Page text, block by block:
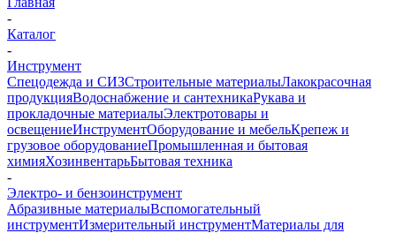
-
Каталог
-
Инструмент
Спецодежда и СИЗСтроительные материалыЛакокрасочная
продукцияВодоснабжение и сантехникаРукава и
прокладочные материалыЭлектротовары и
освещениеИнструментОборудование и мебельКрепеж и
грузовое оборудованиеПромышленная и бытовая
химияХозинвентарьБытовая техника
-
Электро- и бензоинструмент
Абразивные материалыВспомогательный
инструментИзмерительный инструментМатериалы для